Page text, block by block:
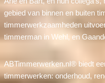
gebied van binnen en buiten
timmerwerkzaamheden
timmerman in Wehl, en
ABTimmerwerken.nl® biedt
timmerwerken: onderhoud,